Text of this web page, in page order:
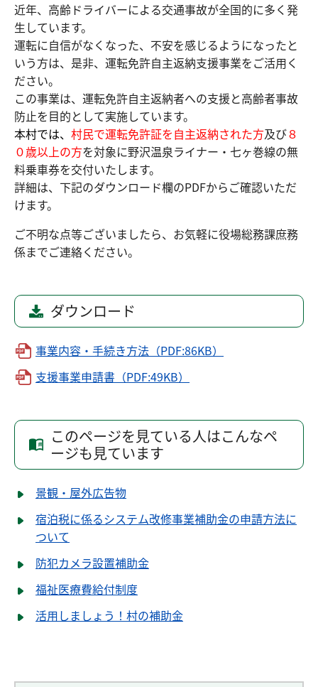
近年、高齢ドライバーによる交通事故が全国的に多く発
生しています。
運転に自信がなくなった、不安を感じるようになったと
いう方は、是非、運転免許自主返納支援事業をご活用く
ださい。
この事業は、運転免許自主返納者への支援と高齢者事故
防止を目的として実施しています。
本村では、 村民で運転免許証を自主返納された方及び８
０歳以上の方を対象に野沢温泉ライナー・七ヶ巻線の無
料乗車券を交付いたします。
詳細は、下記のダウンロード欄のPDFからご確認いただ
けます。
ご不明な点等ございましたら、お気軽に役場総務課庶務
係までご連絡ください。
ダウンロード
事業内容・手続き方法（PDF:86KB）
支援事業申請書（PDF:49KB）
このページを見ている人はこんなペ
ージも見ています
景観・屋外広告物
宿泊税に係るシステム改修事業補助金の申請方法に
ついて
防犯カメラ設置補助金
福祉医療費給付制度
活用しましょう！村の補助金